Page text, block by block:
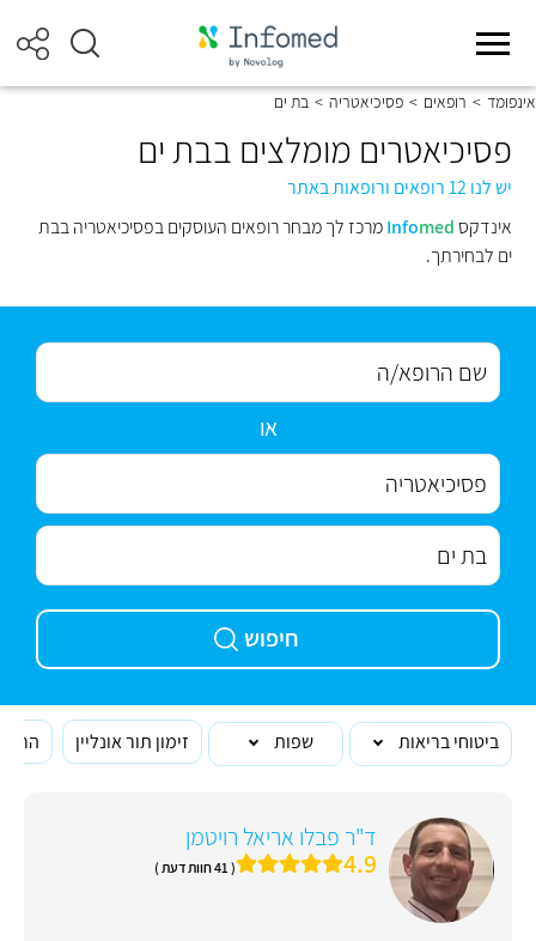
אינפומד > רופאים > פסיכיאטריה > בת ים
פסיכיאטרים מומלצים בבת ים
יש לנו 12 רופאים ורופאות באתר
אינדקס
Infomed
מרכז לך מבחר רופאים העוסקים בפסיכיאטריה בבת
ים לבחירתך.
או
חיפוש
ביטוחי בריאות שפות זימון תור אונליין
ד"ר פבלו אריאל רויטמן
4.9 ( 41 חוות דעת )